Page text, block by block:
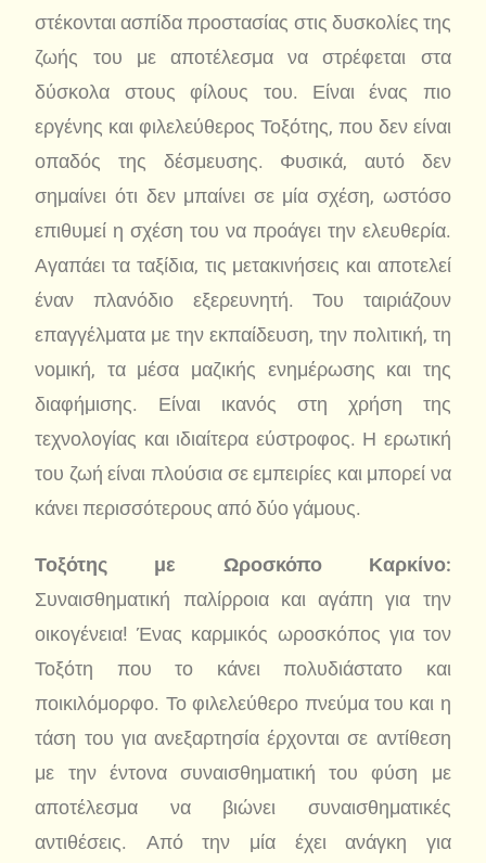
στέκονται ασπίδα προστασίας στις δυσκολίες της
ζωής του με αποτέλεσμα να στρέφεται στα
δύσκολα στους φίλους του. Είναι ένας πιο
εργένης και φιλελεύθερος Τοξότης, που δεν είναι
οπαδός της δέσμευσης. Φυσικά, αυτό δεν
σημαίνει ότι δεν μπαίνει σε μία σχέση, ωστόσο
επιθυμεί η σχέση του να προάγει την ελευθερία.
Αγαπάει τα ταξίδια, τις μετακινήσεις και αποτελεί
έναν πλανόδιο εξερευνητή. Του ταιριάζουν
επαγγέλματα με την εκπαίδευση, την πολιτική, τη
νομική, τα μέσα μαζικής ενημέρωσης και της
διαφήμισης. Είναι ικανός στη χρήση της
τεχνολογίας και ιδιαίτερα εύστροφος. Η ερωτική
του ζωή είναι πλούσια σε εμπειρίες και μπορεί να
κάνει περισσότερους από δύο γάμους.
Τοξότης με Ωροσκόπο Καρκίνο:
Συναισθηματική παλίρροια και αγάπη για την
οικογένεια! Ένας καρμικός ωροσκόπος για τον
Τοξότη που το κάνει πολυδιάστατο και
ποικιλόμορφο. Το φιλελεύθερο πνεύμα του και η
τάση του για ανεξαρτησία έρχονται σε αντίθεση
με την έντονα συναισθηματική του φύση με
αποτέλεσμα να βιώνει συναισθηματικές
αντιθέσεις. Από την μία έχει ανάγκη για